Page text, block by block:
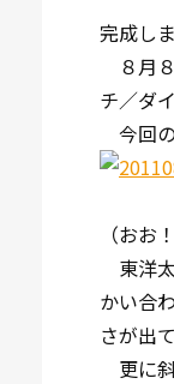
完成し
８月
チ／ダ
今回
（おお
東洋
かい合
さが出
更に